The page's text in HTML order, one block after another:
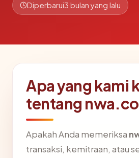
Diperbarui3 bulan yang lalu
Apa yang kami
tentang
Apakah Anda memeriksa
transaksi, kemitraan, atau